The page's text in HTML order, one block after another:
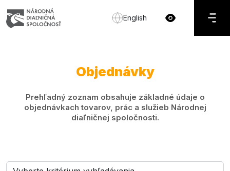
English
Objednávky
Prehľadný zoznam obsahuje základné údaje o
objednávkach tovarov, prác a služieb Národnej
diaľničnej spoločnosti.